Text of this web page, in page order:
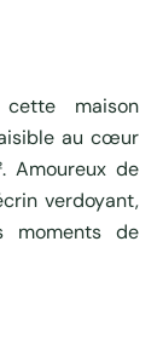
maison
au cœur
Amoureux de
verdoyant,
moments de